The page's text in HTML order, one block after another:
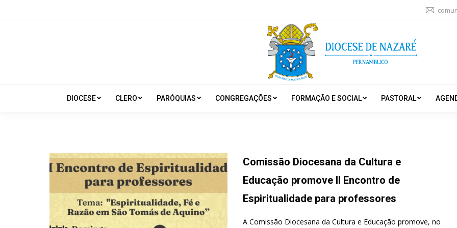
DIOCESE CLERO PARÓQUIAS CONGREGAÇÕES FORMAÇÃO E SOCIAL PASTORAL
Comissão Diocesana da Cultura e
Educação promove II Encontro de
Espiritualidade para professores
A Comissão Diocesana da Cultura e Educação promove, no